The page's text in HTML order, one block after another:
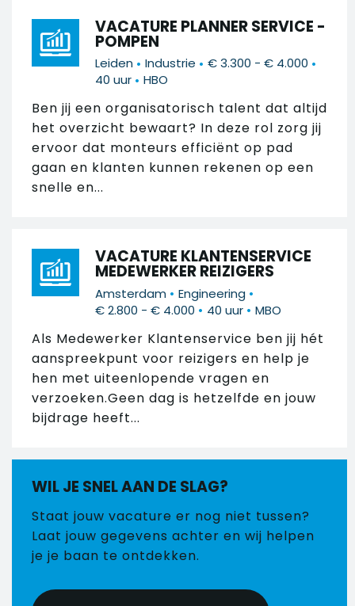
VACATURE PLANNER SERVICE -
POMPEN
Leiden • Industrie • € 3.300 - € 4.000 •
40 uur • HBO
Ben jij een organisatorisch talent dat altijd
het overzicht bewaart? In deze rol zorg jij
ervoor dat monteurs efficiënt op pad
gaan en klanten kunnen rekenen op een
snelle en...
VACATURE KLANTENSERVICE
MEDEWERKER REIZIGERS
Amsterdam • Engineering •
€ 2.800 - € 4.000 • 40 uur • MBO
Als Medewerker Klantenservice ben jij hét
aanspreekpunt voor reizigers en help je
hen met uiteenlopende vragen en
verzoeken.Geen dag is hetzelfde en jouw
bijdrage heeft...
WIL JE SNEL AAN DE SLAG?
Staat jouw vacature er nog niet tussen?
Laat jouw gegevens achter en wij helpen
je je baan te ontdekken.